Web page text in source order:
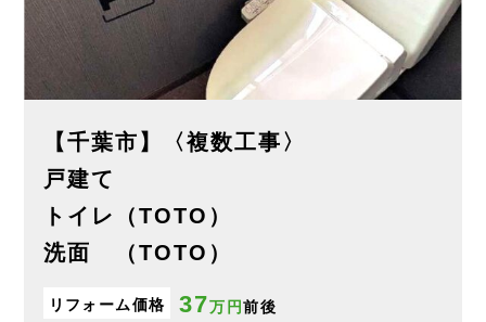
【千葉市】〈複数工事〉
戸建て
トイレ（TOTO）
洗面 （TOTO）
リフォーム価格 37万円前後